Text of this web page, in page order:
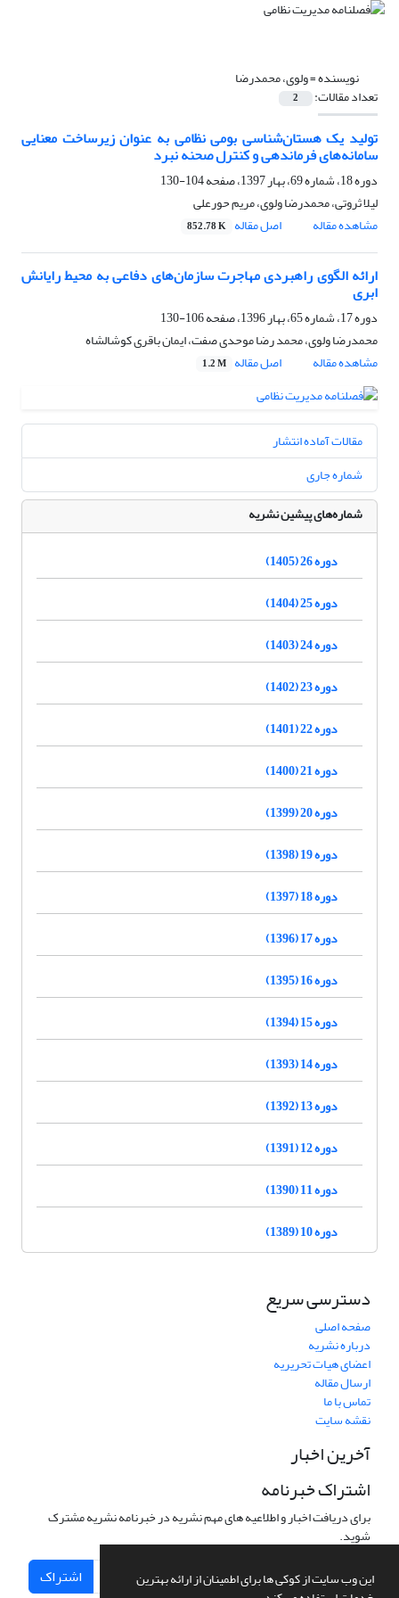
این وب سایت از کوکی ها برای اطمینان از ارائه بهترین
نویسنده =ولوی، محمدرضا
تعداد مقالات: 2
تولید یک هستان‌شناسی بومی نظامی به عنوان زیرساخت معنایی
سامانه‌های فرماندهی و کنترل صحنه نبرد
دوره 18، شماره 69، بهار 1397، صفحه
104-130
لیلا ثروتی، محمدرضا ولوی، مریم حورعلی
مشاهده مقاله
اصل مقاله 852.78 K
ارائه الگوی راهبردی مهاجرت سازمان‌های دفاعی به محیط رایانش
ابری
دوره 17، شماره 65، بهار 1396، صفحه
106-130
محمدرضا ولوی، محمد رضا موحدی صفت، ایمان باقری کوشالشاه
مشاهده مقاله
اصل مقاله 1.2 M
مقالات آماده انتشار
شماره جاری
شماره‌های پیشین نشریه
دوره 26 (1405)
دوره 25 (1404)
دوره 24 (1403)
دوره 23 (1402)
دوره 22 (1401)
دوره 21 (1400)
دوره 20 (1399)
دوره 19 (1398)
دوره 18 (1397)
دوره 17 (1396)
دوره 16 (1395)
دوره 15 (1394)
دوره 14 (1393)
دوره 13 (1392)
دوره 12 (1391)
دوره 11 (1390)
دوره 10 (1389)
دسترسی سریع
صفحه اصلی
درباره نشریه
اعضای هیات تحریریه
ارسال مقاله
تماس با ما
نقشه سایت
آخرین اخبار
اشتراک خبرنامه
برای دریافت اخبار و اطلاعیه های مهم نشریه در خبرنامه نشریه مشترک
شوید.
اشتراک